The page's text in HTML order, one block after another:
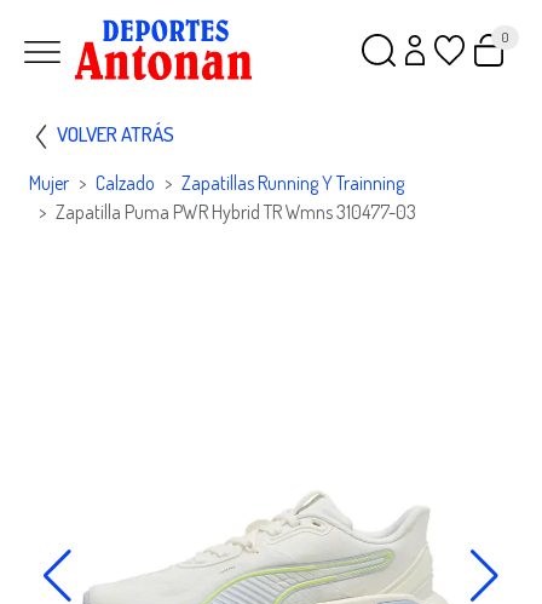
0
VOLVER ATRÁS
Mujer Calzado
Zapatillas Running Y Trainning
Zapatilla Puma PWR Hybrid TR Wmns 310477-03